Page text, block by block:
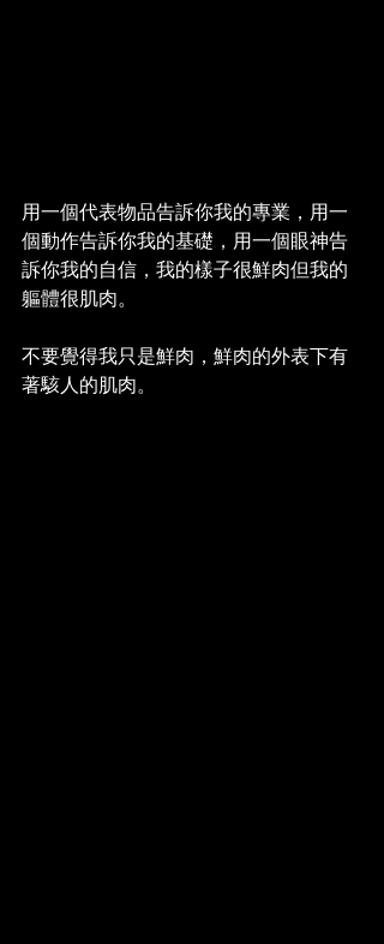
用一個代表物品告訴你我的專業，用一
個動作告訴你我的基礎，用一個眼神告
訴你我的自信，我的樣子很鮮肉但我的
軀體很肌肉。
不要覺得我只是鮮肉，鮮肉的外表下有
著駭人的肌肉。